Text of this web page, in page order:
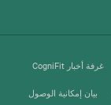
غرفة أخبار CogniFit
بيان إمكانية الوصول